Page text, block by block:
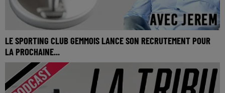
LE SPORTING CLUB GEMMOIS LANCE SON RECRUTEMENT POUR
LA PROCHAINE...
Le Sporting Club Gemmois lance son recrutement pour la
prochaine saison